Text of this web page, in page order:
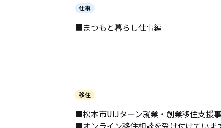
仕事
■まつもと暮らし仕事編
移住
■松本市UIJターン就業・創業移住支援
■オンライン移住相談を受け付けていま